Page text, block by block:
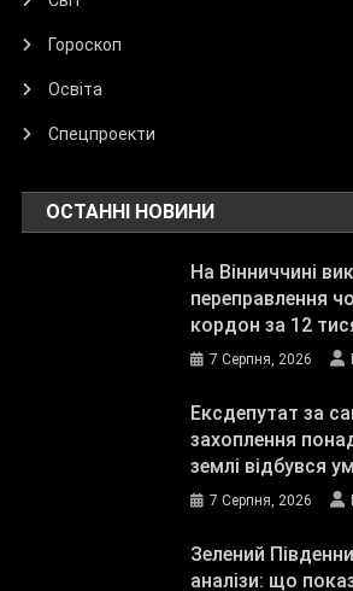
Гороскоп
Освіта
Спецпроекти
ОСТАННІ НОВИНИ
На Вінниччині
переправлення
кордон за 12
7 Серпня, 2026
Ексдепутат за
захоплення
землі відбувся
7 Серпня, 2026
Зелений
аналізи: що